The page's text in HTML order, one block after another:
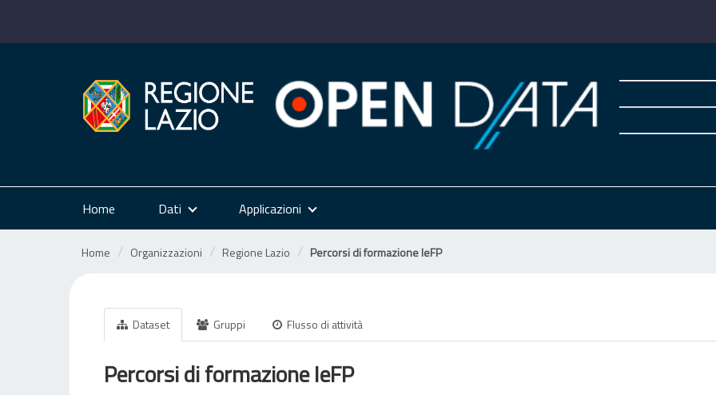
Home Dati Applicazioni
Home Organizzazioni Regione Lazio Percorsi di formazione IeFP
Dataset Gruppi Flusso di attività
Percorsi di formazione IeFP